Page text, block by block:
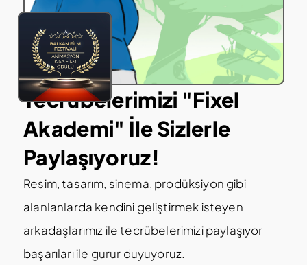
Tecrübelerimizi "Fixel
Akademi" İle Sizlerle
Paylaşıyoruz!
Resim, tasarım, sinema, prodüksiyon gibi
alanlanlarda kendini geliştirmek isteyen
arkadaşlarımız ile tecrübelerimizi paylaşıyor
başarıları ile gurur duyuyoruz.